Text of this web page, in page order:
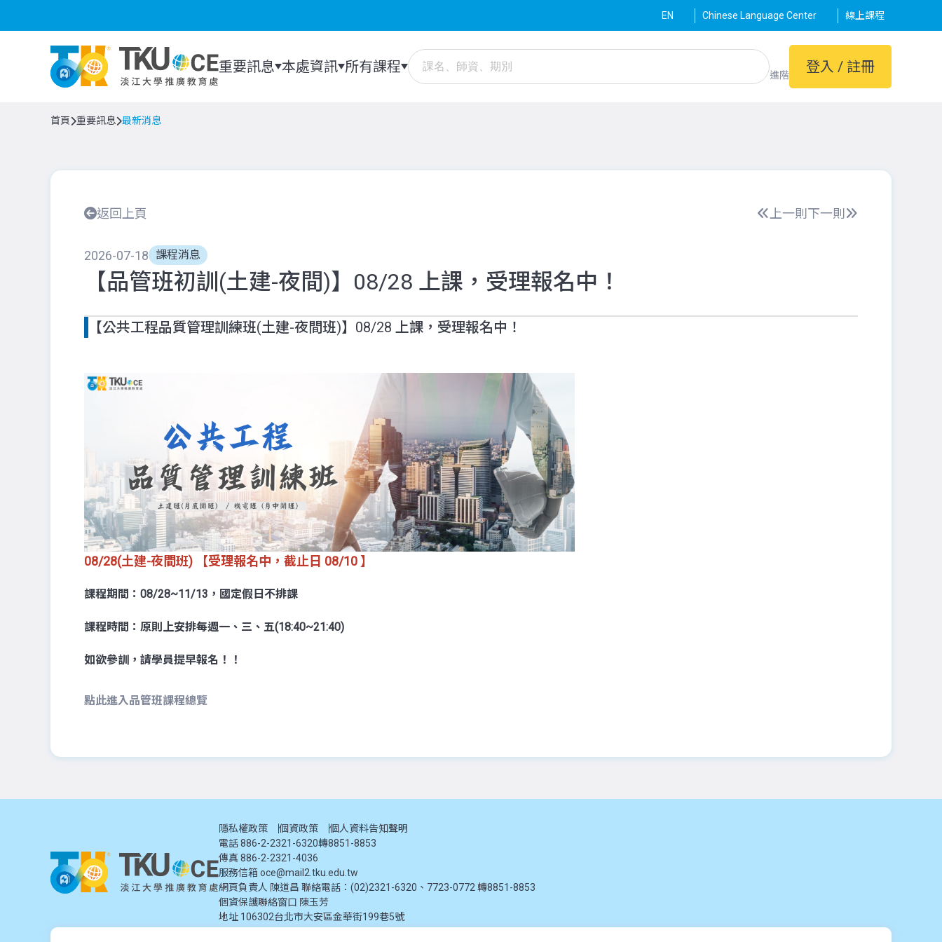
EN Chinese Language Center 線上課程
重要訊息 本處資訊 所有課程 進階 登入 / 註冊
首頁 重要訊息 最新消息
返回上頁 上一則 下一則
2026-07-18 課程消息
【品管班初訓(土建-夜間)】08/28 上課，受理報名中！
【公共工程品質管理訓練班(土建-夜間班)】08/28 上課，受理報名中！
08/28(土建-夜間班) 【受理報名中，截止日 08/10 】
課程期間：08/28~11/13，國定假日不排課
課程時間：原則上安排每週一、三、五(18:40~21:40)
如欲參訓，請學員提早報名！！
點此進入品管班課程總覽
隱私權政策 個資政策
個人資料告知聲明
電話 886-2-2321-6320轉8851-8853
傳真 886-2-2321-4036
服務信箱 oce@mail2.tku.edu.tw
網頁負責人 陳道昌 聯絡電話：(02)2321-6320、7723-0772 轉8851-8853
個資保護聯絡窗口 陳玉芳
地址 106302台北市大安區金華街199巷5號